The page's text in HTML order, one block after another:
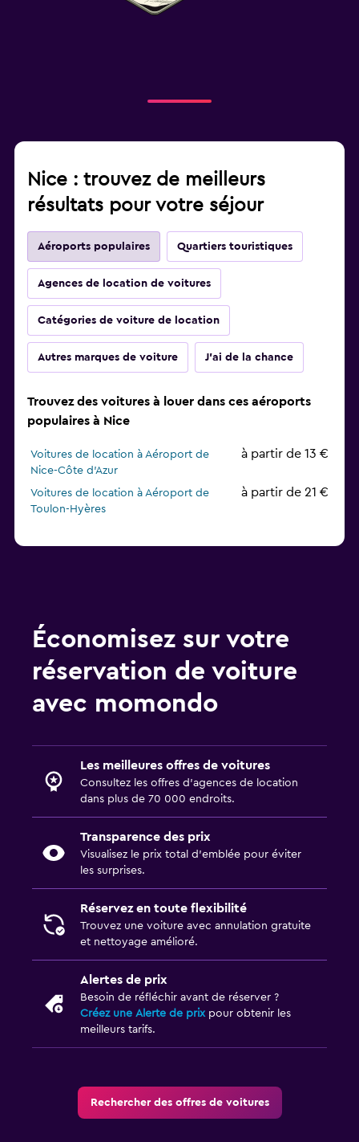
Nice : trouvez de meilleurs
résultats pour votre séjour
Aéroports populaires Quartiers touristiques
Agences de location de voitures
Catégories de voiture de location
Autres marques de voiture J'ai de la chance
Trouvez des voitures à louer dans ces aéroports
populaires à Nice
Voitures de location à Aéroport de
Nice-Côte d'Azur
à partir de 13 €
Voitures de location à Aéroport de
Toulon-Hyères
à partir de 21 €
Économisez sur votre
réservation de voiture
avec momondo
Les meilleures offres de voitures
Consultez les offres d’agences de location
dans plus de 70 000 endroits.
Transparence des prix
Visualisez le prix total d’emblée pour éviter
les surprises.
Réservez en toute flexibilité
Trouvez une voiture avec annulation gratuite
et nettoyage amélioré.
Alertes de prix
Besoin de réfléchir avant de réserver ?
Créez une Alerte de prixpour obtenir les
meilleurs tarifs.
Rechercher des offres de voitures